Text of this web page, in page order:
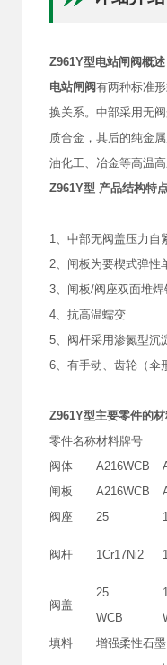
Z961Y型电站闸阀概述
电站闸阀有两种标准
换关系。中部采用无
质合金，其后的纯金
油化工、冶金等高温
Z961Y型 产品结构特点
1、中部无阀盖压力自
2、闸板为要楔式弹性
3、闸板/阀座双面堆
4、抗高温蠕变
5、阀杆采用渗氮型沉
6、有手动、齿轮（伞
Z961Y型主要零件的材
零件名称材料牌号
阀体
A216WCB
闸板
A216WCB
阀座
25
阀杆 1Cr17Ni2
阀盖
25
WCB
填料
增强柔性石墨